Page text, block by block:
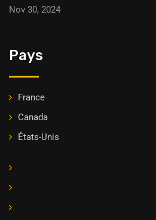
Nov 30, 2024
Pays
France
Canada
États-Unis